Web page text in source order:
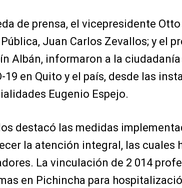
de prensa, el vicepresidente
Juan Carlos Zevallos; y el
Albán, informaron a la
19 en Quito y el país, desde las
Eugenio Espejo.
destacó las medidas
la atención integral, las cuales
La vinculación de 2 014
en Pichincha para